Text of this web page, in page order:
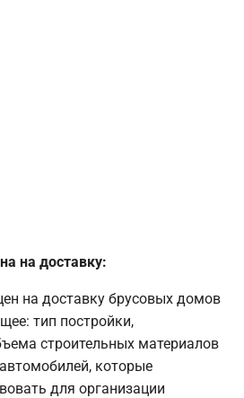
на доставку:
на доставку брусовых домов
тип постройки,
строительных материалов
которые
для организации